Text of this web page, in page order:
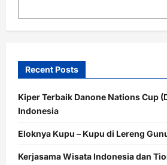
Recent Posts
Kiper Terbaik Danone Nations Cup
Indonesia
Eloknya Kupu – Kupu di Lereng
Kerjasama Wisata Indonesia dan